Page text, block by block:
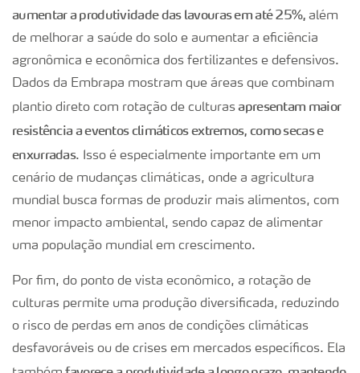
aumentar a produtividade das lavouras em até 25%, além
de melhorar a saúde do solo e aumentar a eficiência
agronômica e econômica dos fertilizantes e defensivos.
Dados da Embrapa mostram que áreas que combinam
plantio direto com rotação de culturasapresentam maior
resistência a eventos climáticos extremos, como secas e
enxurradas. Isso é especialmente importante em um
cenário de mudanças climáticas, onde a agricultura
mundial busca formas de produzir mais alimentos, com
menor impacto ambiental, sendo capaz de alimentar
uma população mundial em crescimento.
Por fim, do ponto de vista econômico, a rotação de
culturas permite uma produção diversificada, reduzindo
o risco de perdas em anos de condições climáticas
desfavoráveis ou de crises em mercados específicos. Ela